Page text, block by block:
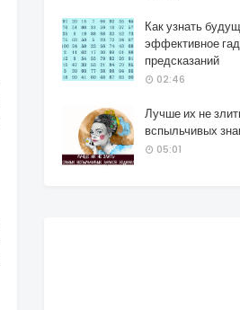
Как узнать
эффективное
предсказаний
02:46
Лучше их не
вспыльчивых
05:01